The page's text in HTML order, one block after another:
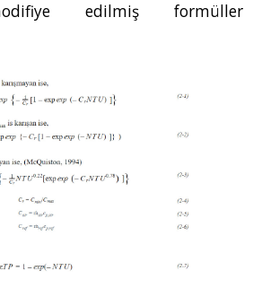
edilmiş formüller